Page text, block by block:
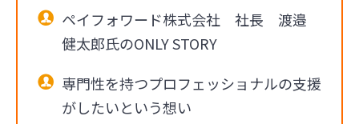
ペイフォワード株式会社 社長 渡邉
健太郎氏のONLY STORY
専門性を持つプロフェッショナルの支援
がしたいという想い